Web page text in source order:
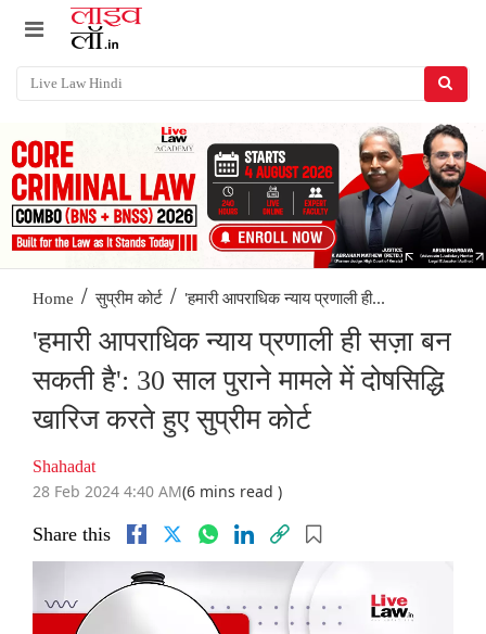
Home / सुप्रीम कोर्ट / 'हमारी आपराधिक न्याय प्रणाली ही...
'हमारी आपराधिक न्याय प्रणाली ही सज़ा बन
सकती है': 30 साल पुराने मामले में दोषसिद्धि
खारिज करते हुए सुप्रीम कोर्ट
Shahadat
28 Feb 2024 4:40 AM(6 mins read )
Share this